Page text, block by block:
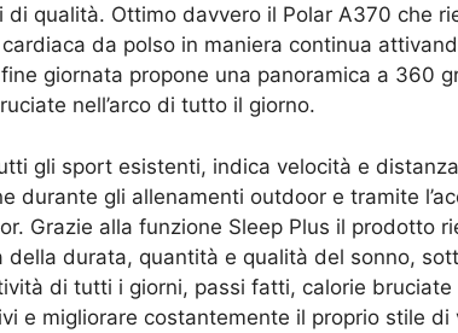
di qualità. Ottimo davvero il Polar A370 che
da polso in maniera continua
giornata propone una panoramica a 360
nell’arco di tutto il giorno.
gli sport esistenti, indica velocità e
durante gli allenamenti outdoor e tramite
Grazie alla funzione Sleep Plus il prodotto
della durata, quantità e qualità del sonno,
di tutti i giorni, passi fatti, calorie
e migliorare costantemente il proprio stile